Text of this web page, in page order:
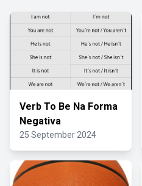
Verb To Be Na Forma
Negativa
25 September 2024